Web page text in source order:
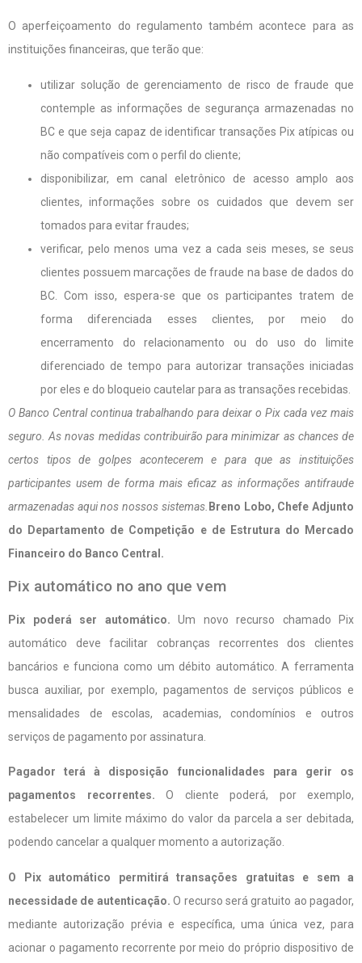
O aperfeiçoamento do regulamento também acontece para as
instituições financeiras, que terão que:
utilizar solução de gerenciamento de risco de fraude que
contemple as informações de segurança armazenadas no
BC e que seja capaz de identificar transações Pix atípicas ou
não compatíveis com o perfil do cliente;
disponibilizar, em canal eletrônico de acesso amplo aos
clientes, informações sobre os cuidados que devem ser
tomados para evitar fraudes;
verificar, pelo menos uma vez a cada seis meses, se seus
clientes possuem marcações de fraude na base de dados do
BC. Com isso, espera-se que os participantes tratem de
forma diferenciada esses clientes, por meio do
encerramento do relacionamento ou do uso do limite
diferenciado de tempo para autorizar transações iniciadas
por eles e do bloqueio cautelar para as transações recebidas.
O Banco Central continua trabalhando para deixar o Pix cada vez mais
seguro. As novas medidas contribuirão para minimizar as chances de
certos tipos de golpes acontecerem e para que as instituições
participantes usem de forma mais eficaz as informações antifraude
armazenadas aqui nos nossos sistemas. Breno Lobo, Chefe Adjunto
do Departamento de Competição e de Estrutura do Mercado
Financeiro do Banco Central.
Pix automático no ano que vem
Pix poderá ser automático. Um novo recurso chamado Pix
automático deve facilitar cobranças recorrentes dos clientes
bancários e funciona como um débito automático. A ferramenta
busca auxiliar, por exemplo, pagamentos de serviços públicos e
mensalidades de escolas, academias, condomínios e outros
serviços de pagamento por assinatura.
Pagador terá à disposição funcionalidades para gerir os
pagamentos recorrentes. O cliente poderá, por exemplo,
estabelecer um limite máximo do valor da parcela a ser debitada,
podendo cancelar a qualquer momento a autorização.
O Pix automático permitirá transações gratuitas e sem a
necessidade de autenticação. O recurso será gratuito ao pagador,
mediante autorização prévia e específica, uma única vez, para
acionar o pagamento recorrente por meio do próprio dispositivo de